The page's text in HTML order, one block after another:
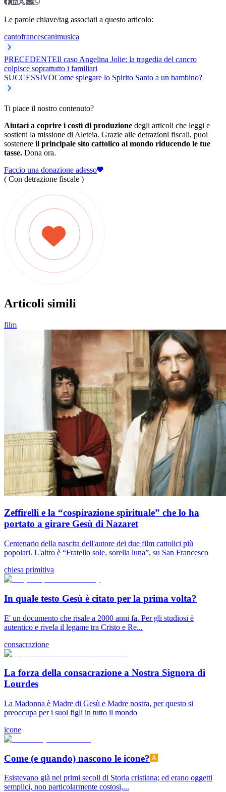
Le parole chiave/tag associati a questo articolo:
cantofrancescanimusica
PRECEDENTEIl caso Angelina Jolie: la tragedia del cancro
colpisce soprattutto i familiari
SUCCESSIVOCome spiegare lo Spirito Santo a un bambino?
Ti piace il nostro contenuto?
Aiutaci a coprire i costi di produzione degli articoli che leggi e
sostieni la missione di Aleteia. Grazie alle detrazioni fiscali, puoi
sostenere il principale sito cattolico al mondo riducendo le tue
tasse. Dona ora.
Faccio una donazione adesso
( Con detrazione fiscale )
Articoli simili
film
Zeffirelli e la “cospirazione spirituale” che lo ha
portato a girare Gesù di Nazaret
Centenario della nascita dell'autore dei due film cattolici più
popolari. L'altro è “Fratello sole, sorella luna”, su San Francesco
chiesa primitiva
In quale testo Gesù è citato per la prima volta?
E' un documento che risale a 2000 anni fa. Per gli studiosi è
autentico e rivela il legame tra Cristo e Re...
consacrazione
La forza della consacrazione a Nostra Signora di
Lourdes
La Madonna è Madre di Gesù e Madre nostra, per questo si
preoccupa per i suoi figli in tutto il mondo
icone
Come (e quando) nascono le icone?
Esistevano già nei primi secoli di Storia cristiana; ed erano oggetti
semplici, non particolarmente costosi,...